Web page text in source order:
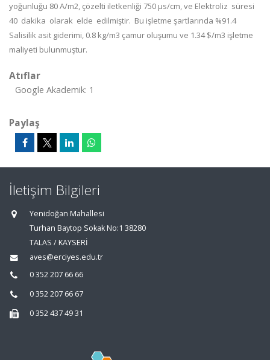
yoğunluğu 80 A/m2, çözelti iletkenliği 750 µs/cm, ve Elektroliz süresi
40 dakika olarak elde edilmiştir. Bu işletme şartlarında %91.4
Salisilik asit giderimi, 0.8 kg/m3 çamur oluşumu ve 1.34 $/m3 işletme
maliyeti bulunmuştur.
Atıflar
Google Akademik: 1
Paylaş
İletişim Bilgileri
Yenidoğan Mahallesi
Turhan Baytop Sokak No:1 38280
TALAS / KAYSERİ
aves@erciyes.edu.tr
0 352 207 66 66
0 352 207 66 67
0 352 437 49 31